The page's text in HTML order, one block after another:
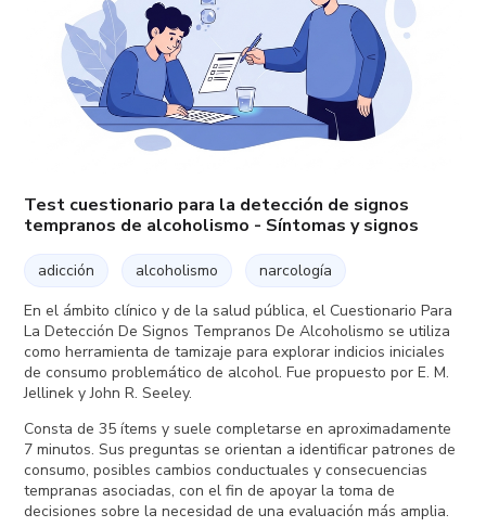
Test cuestionario para la detección de signos
tempranos de alcoholismo - Síntomas y signos
adicción alcoholismo
narcología
En el ámbito clínico y de la salud pública, el Cuestionario Para
La Detección De Signos Tempranos De Alcoholismo se utiliza
como herramienta de tamizaje para explorar indicios iniciales
de consumo problemático de alcohol. Fue propuesto por E. M.
Jellinek y John R. Seeley.
Consta de 35 ítems y suele completarse en aproximadamente
7 minutos. Sus preguntas se orientan a identificar patrones de
consumo, posibles cambios conductuales y consecuencias
tempranas asociadas, con el fin de apoyar la toma de
decisiones sobre la necesidad de una evaluación más amplia.